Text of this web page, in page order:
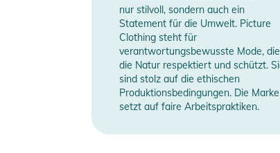
nur stilvoll, sondern auch ein
Statement für die Umwelt. Picture
Clothing steht für
verantwortungsbewusste Mode, die
die Natur respektiert und schützt.
sind stolz auf die ethischen
Produktionsbedingungen. Die Marke
setzt auf faire Arbeitspraktiken.